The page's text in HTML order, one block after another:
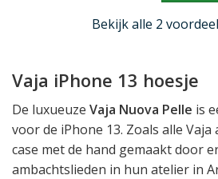
Bekijk alle 2
Vaja iPhone 13 hoesje
De luxueuze Vaja Nuova Pelle is
voor de iPhone 13. Zoals alle Vaja
case met de hand gemaakt door
ambachtslieden in hun atelier in